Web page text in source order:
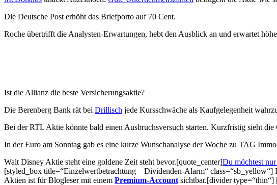
Die Deutsche Post erhöht das Briefporto auf 70 Cent.
Roche übertrifft die Analysten-Erwartungen, hebt den Ausblick an und erwartet
Ist die Allianz die beste Versicherungsaktie?
Die Berenberg Bank rät bei Drillisch jede Kursschwäche als Kaufgelegenheit
Bei der RTL Aktie könnte bald einen Ausbruchsversuch starten. Kurzfristig sieht die
In der Euro am Sonntag gab es eine kurze Wunschanalyse der Woche zu TAG
Walt Disney Aktie steht eine goldene Zeit steht bevor.[quote_center]Du möchtest
[styled_box title=“Einzelwertbetrachtung – Dividenden-Alarm“
Aktien ist für Blogleser mit einem Premium-Account sichtbar.[divider type=“thin“]